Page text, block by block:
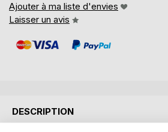
Ajouter à ma liste d'envies
Laisser un avis
DESCRIPTION